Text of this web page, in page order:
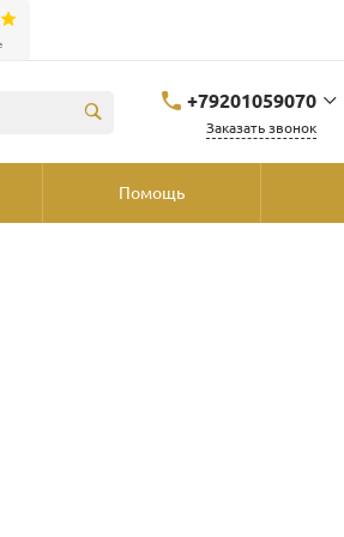
+79201059070
Заказать звонок
Помощь